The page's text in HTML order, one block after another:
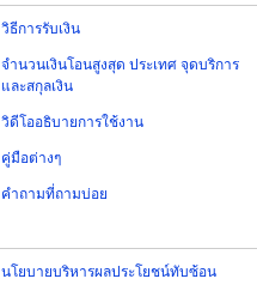
วิธีการรับเงิน
จำนวนเงินโอนสูงสุด ประเทศ จุดบริการ
และสกุลเงิน
วิดีโออธิบายการใช้งาน
คู่มือต่างๆ
คำถามที่ถามบ่อย
นโยบายบริหารผลประโยชน์ทับซ้อน